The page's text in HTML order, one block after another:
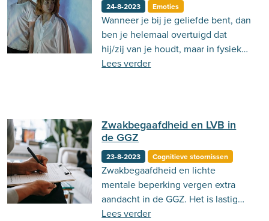
24-8-2023 Emoties
Wanneer je bij je geliefde bent, dan
ben je helemaal overtuigd dat
hij/zij van je houdt, maar in fysieke
afwezigheid denk je dat je geliefde
kunnen hier een rol in spelen
Lees verder
Zwakbegaafdheid en LVB in
de GGZ
23-8-2023 Cognitieve stoornissen
Zwakbegaafdheid en lichte
mentale beperking vergen extra
aandacht in de GGZ. Het is lastig
om dit vast te stellen en vervolgens
Lees verder